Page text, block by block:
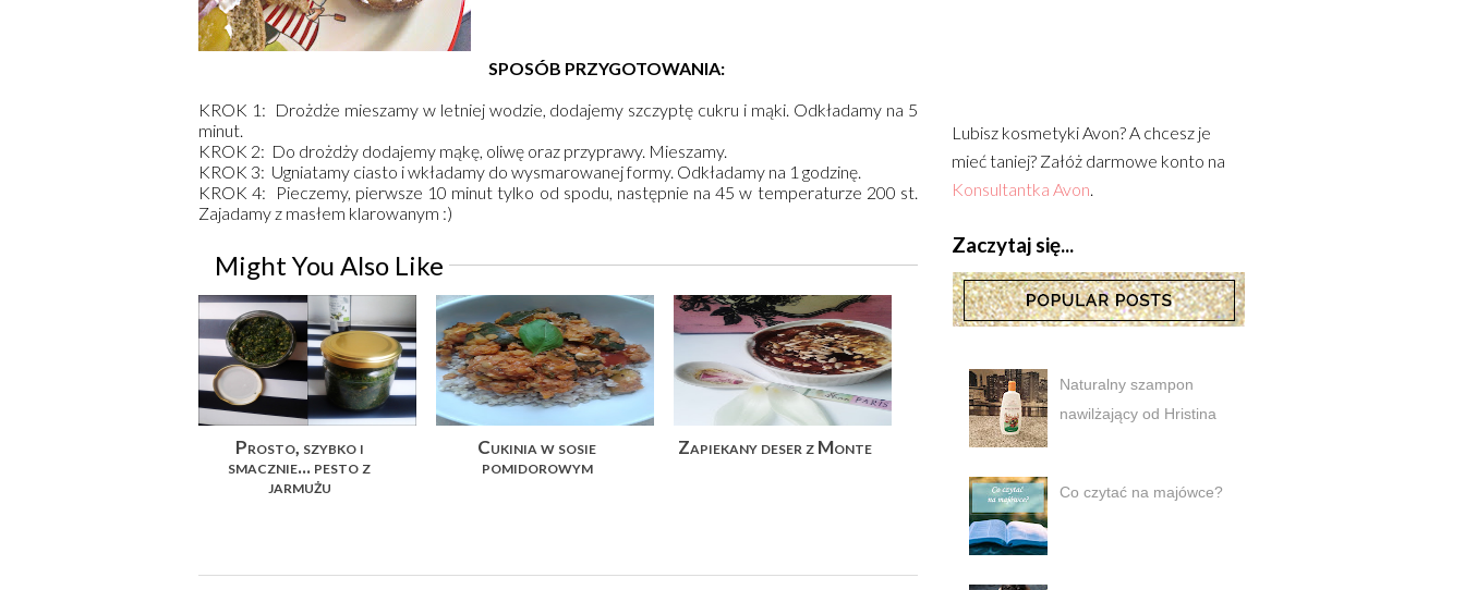
SPOSÓB PRZYGOTOWANIA:
KROK 1: Drożdże mieszamy w letniej wodzie, dodajemy szczyptę cukru i mąki. Odkładamy na 5
minut.
KROK 2: Do drożdży dodajemy mąkę, oliwę oraz przyprawy. Mieszamy.
KROK 3: Ugniatamy ciasto i wkładamy do wysmarowanej formy. Odkładamy na 1 godzinę.
KROK 4: Pieczemy, pierwsze 10 minut tylko od spodu, następnie na 45 w temperaturze 200 st.
Zajadamy z masłem klarowanym :)
Might You Also Like
Prosto, szybko i
smacznie... pesto z
jarmużu
Cukinia w sosie
pomidorowym
Zapiekany deser z Monte
Lubisz kosmetyki Avon? A chcesz je
mieć taniej? Załóż darmowe konto na
Konsultantka Avon.
Zaczytaj się...
Naturalny szampon
nawilżający od Hristina
Co czytać na majówce?